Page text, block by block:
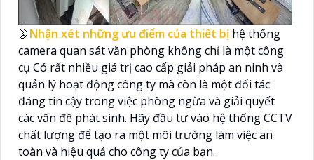
🌛Nhận xét những ưu điểm của thiết bị hệ thống
camera quan sát văn phòng không chỉ là một công
cụ Có rất nhiều giá trị cao cấp giải pháp an ninh và
quản lý hoạt động công ty mà còn là một đối tác
đáng tin cậy trong việc phòng ngừa và giải quyết
các vấn đề phát sinh. Hãy đầu tư vào hệ thống CCTV
chất lượng để tạo ra một môi trường làm việc an
toàn và hiệu quả cho công ty của bạn.